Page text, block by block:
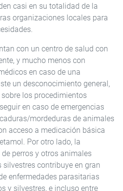
casi en su totalidad de la
organizaciones locales para
con un centro de salud con
y mucho menos con
en caso de una
un desconocimiento general,
los procedimientos
en caso de emergencias
mordeduras de animales
acceso a medicación básica
Por otro lado, la
perros y otros animales
contribuye en gran
enfermedades parasitarias
y silvestres, e incluso entre